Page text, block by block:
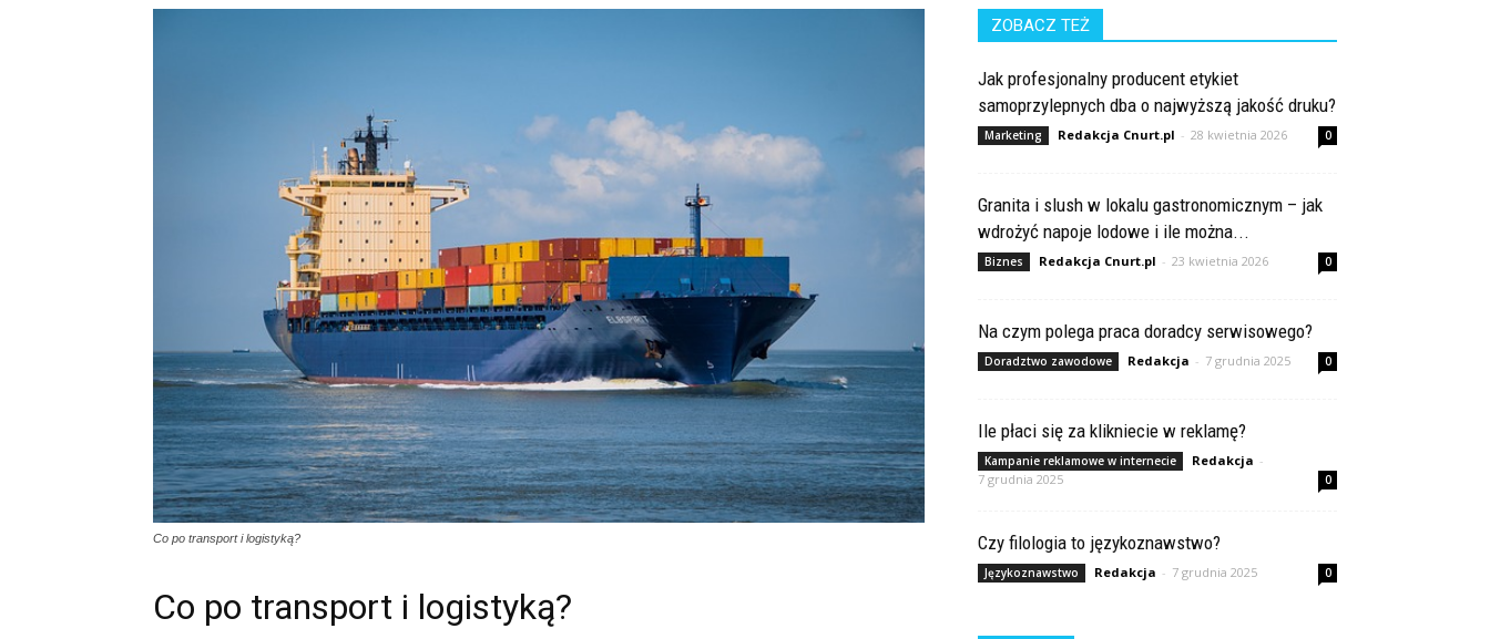
Co po transport i logistyką?
Co po transport i logistyką?
ZOBACZ TEŻ
Jak profesjonalny producent etykiet
samoprzylepnych dba o najwyższą jakość druku?
Marketing Redakcja Cnurt.pl - 28 kwietnia 2026 0
Granita i slush w lokalu gastronomicznym – jak
wdrożyć napoje lodowe i ile można...
Biznes Redakcja Cnurt.pl - 23 kwietnia 2026 0
Na czym polega praca doradcy serwisowego?
Doradztwo zawodowe Redakcja - 7 grudnia 2025 0
Ile płaci się za klikniecie w reklamę?
Kampanie reklamowe w internecie Redakcja -
7 grudnia 2025
0
Czy filologia to językoznawstwo?
Językoznawstwo Redakcja - 7 grudnia 2025 0